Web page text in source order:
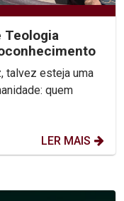
Teologia
talvez esteja uma
quem
LER MAIS